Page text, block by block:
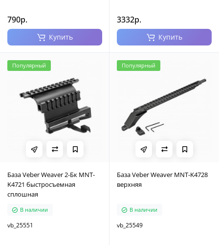
790р.
Купить
3332р.
Купить
Популярный
База Veber Weaver 2-Бк MNT-
K4721 быстросъемная
сплошная
В наличии
vb_25551
Популярный
База Veber Weaver MNT-K4728
верхняя
В наличии
vb_25549